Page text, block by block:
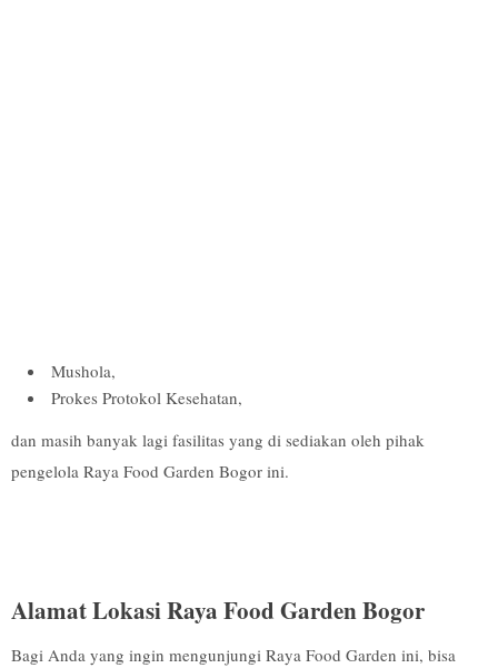
Mushola,
Prokes Protokol Kesehatan,
dan masih banyak lagi fasilitas yang di sediakan oleh pihak
pengelola Raya Food Garden Bogor ini.
Alamat Lokasi Raya Food Garden Bogor
Bagi Anda yang ingin mengunjungi Raya Food Garden ini, bisa